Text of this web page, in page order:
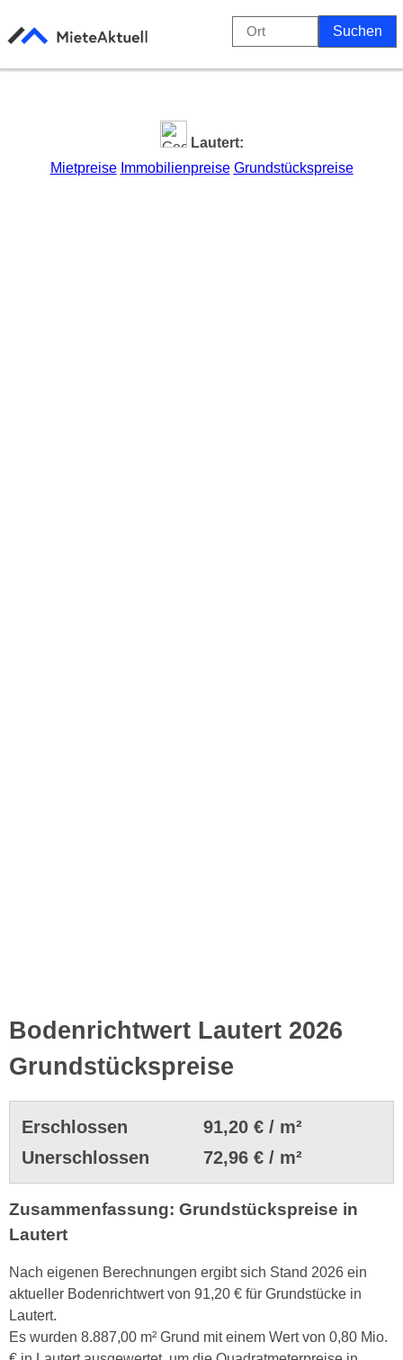
Lautert:
Mietpreise Immobilienpreise Grundstückspreise
Bodenrichtwert Lautert 2026
Grundstückspreise
Erschlossen
91,20 € / m²
Unerschlossen
72,96 € / m²
Zusammenfassung: Grundstückspreise in
Lautert
Nach eigenen Berechnungen ergibt sich Stand 2026 ein
aktueller Bodenrichtwert von 91,20 € für Grundstücke in
Lautert.
Es wurden 8.887,00 m² Grund mit einem Wert von 0,80 Mio.